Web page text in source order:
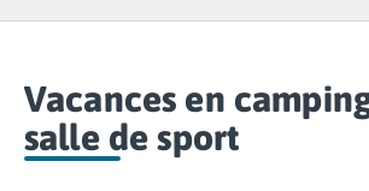
Camping Les Landes
Camping Biscarrosse
Camping Capbreton
Vacances en
salle de sport